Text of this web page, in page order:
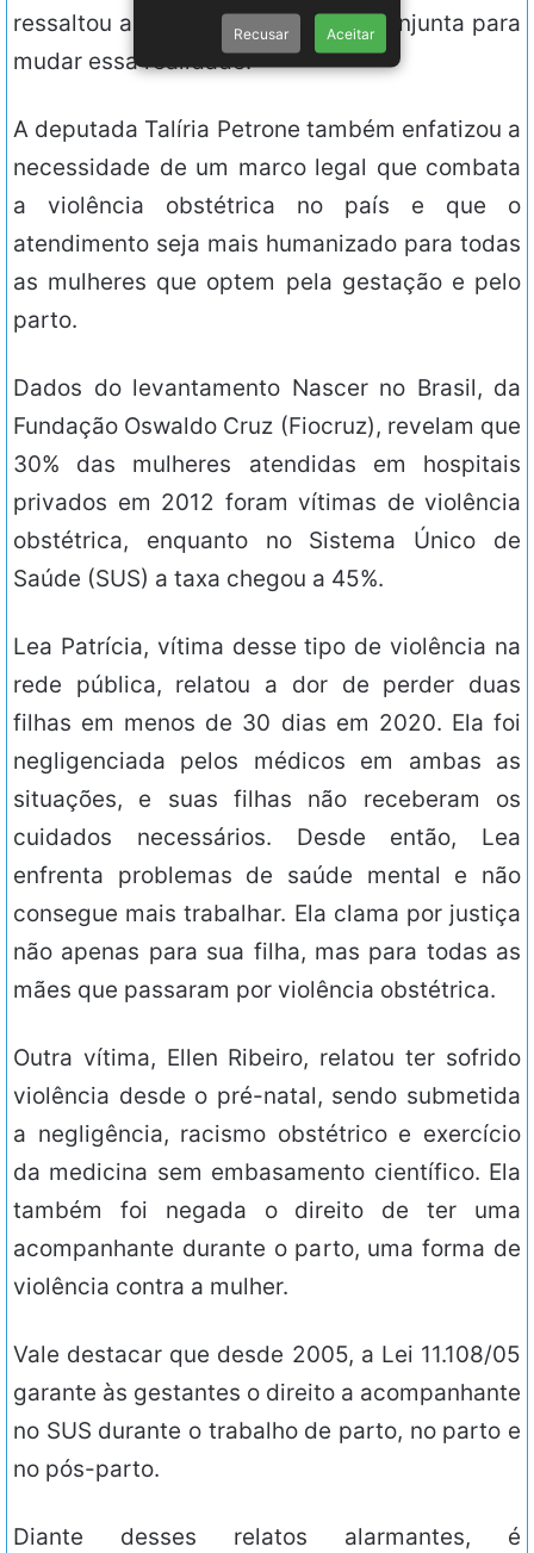
ressaltou a importância de ação conjunta para
mudar essa realidade.
A deputada Talíria Petrone também enfatizou a
necessidade de um marco legal que combata
a violência obstétrica no país e que o
atendimento seja mais humanizado para todas
as mulheres que optem pela gestação e pelo
parto.
Dados do levantamento Nascer no Brasil, da
Fundação Oswaldo Cruz (Fiocruz), revelam que
30% das mulheres atendidas em hospitais
privados em 2012 foram vítimas de violência
obstétrica, enquanto no Sistema Único de
Saúde (SUS) a taxa chegou a 45%.
Lea Patrícia, vítima desse tipo de violência na
rede pública, relatou a dor de perder duas
filhas em menos de 30 dias em 2020. Ela foi
negligenciada pelos médicos em ambas as
situações, e suas filhas não receberam os
cuidados necessários. Desde então, Lea
enfrenta problemas de saúde mental e não
consegue mais trabalhar. Ela clama por justiça
não apenas para sua filha, mas para todas as
mães que passaram por violência obstétrica.
Outra vítima, Ellen Ribeiro, relatou ter sofrido
violência desde o pré-natal, sendo submetida
a negligência, racismo obstétrico e exercício
da medicina sem embasamento científico. Ela
também foi negada o direito de ter uma
acompanhante durante o parto, uma forma de
violência contra a mulher.
Vale destacar que desde 2005, a Lei 11.108/05
garante às gestantes o direito a acompanhante
no SUS durante o trabalho de parto, no parto e
no pós-parto.
Diante desses relatos alarmantes, é
Recusar Aceitar